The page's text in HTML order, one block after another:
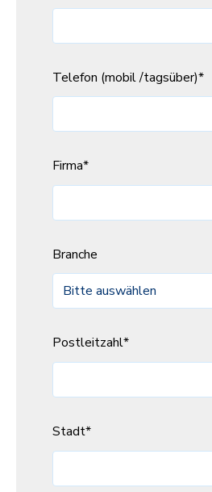
Telefon (mobil /tagsüber)*
Firma*
Branche
Postleitzahl*
Stadt*